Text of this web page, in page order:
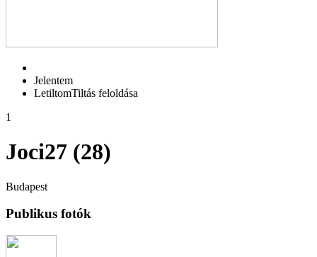
Jelentem
LetiltomTiltás feloldása
1
Joci27 (28)
Budapest
Publikus fotók